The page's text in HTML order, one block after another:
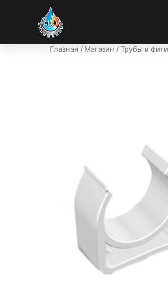
Главная / Магазин / Трубы и